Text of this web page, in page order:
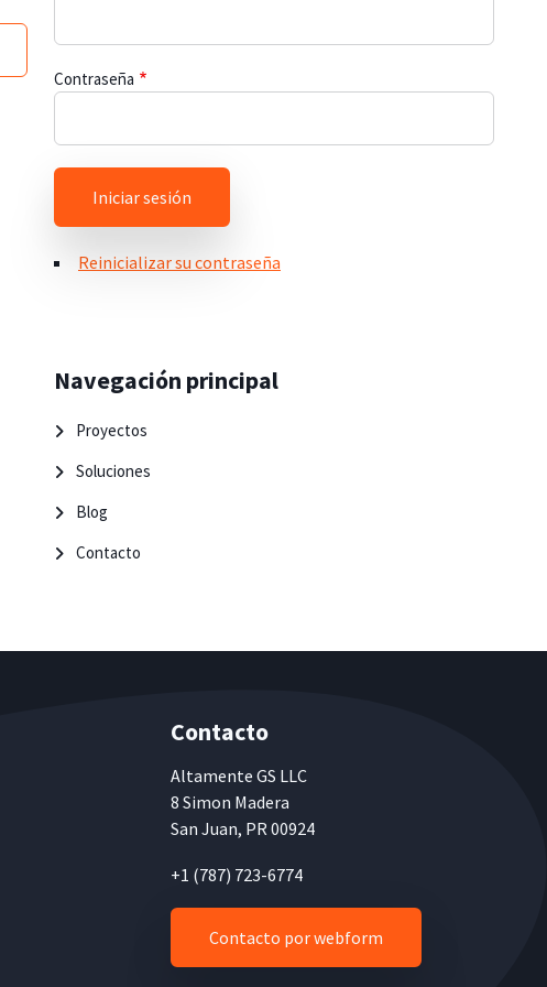
Contraseña
Reinicializar su contraseña
Navegación principal
Proyectos
Soluciones
Blog
Contacto
Contacto
Altamente GS LLC
8 Simon Madera
San Juan, PR 00924
+1 (787) 723-6774
Contacto por webform